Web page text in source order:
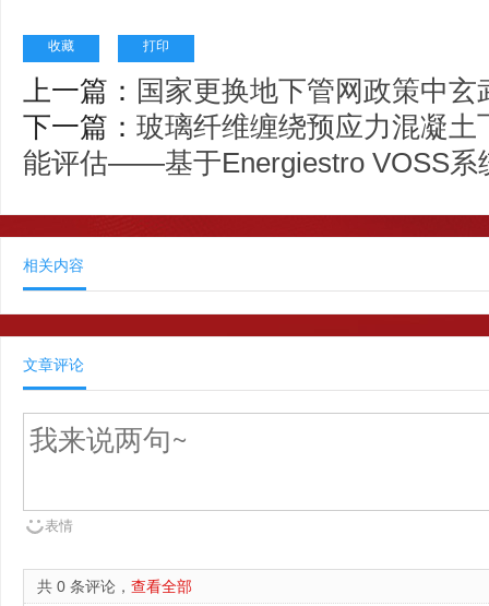
收藏 打印
上一篇： 国家更换地下管网政策中玄
下一篇： 玻璃纤维缠绕预应力混凝
能评估——基于Energiestro VOSS系
相关内容
文章评论
表情
共 0 条评论， 查看全部